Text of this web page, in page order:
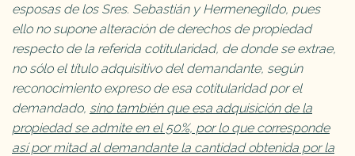
esposas de los Sres. Sebastián y Hermenegildo, pues
ello no supone alteración de derechos de propiedad
respecto de la referida cotitularidad, de donde se extrae,
no sólo el título adquisitivo del demandante, según
reconocimiento expreso de esa cotitularidad por el
demandado, sino también que esa adquisición de la
propiedad se admite en el 50%, por lo que corresponde
así por mitad al demandante la cantidad obtenida por la